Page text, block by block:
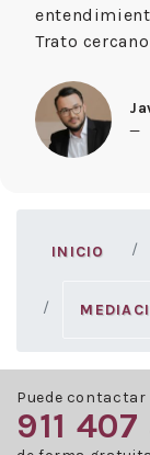
Trato
—
INICIO
Puede
911